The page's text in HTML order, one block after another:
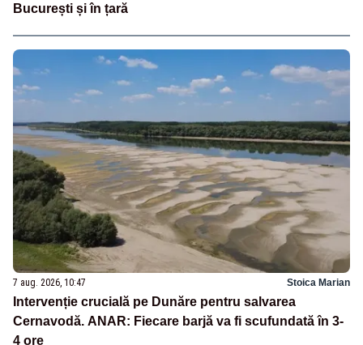
București și în țară
7 aug. 2026, 10:47 Stoica Marian
Intervenție crucială pe Dunăre pentru salvarea
Cernavodă. ANAR: Fiecare barjă va fi scufundată în 3-
4 ore